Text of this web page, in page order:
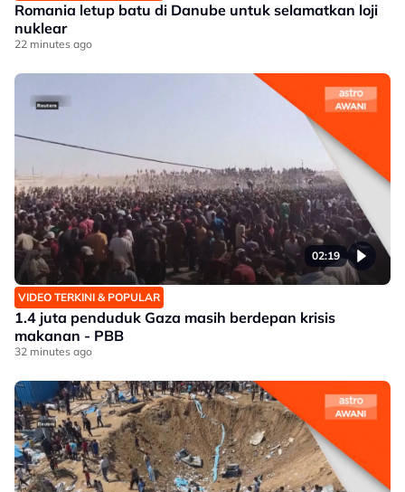
Romania letup batu di Danube untuk selamatkan loji
nuklear
22 minutes ago
02:19
VIDEO TERKINI & POPULAR
1.4 juta penduduk Gaza masih berdepan krisis
makanan - PBB
32 minutes ago